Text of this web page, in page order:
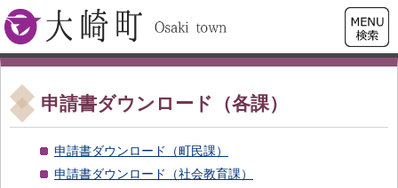
大崎町
検索・
共通メ
ニュー
申請書ダウンロード（各課）
申請書ダウンロード（町民課）
申請書ダウンロード（社会教育課）